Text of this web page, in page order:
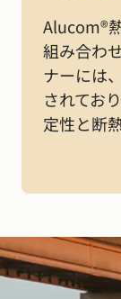
Alucom®
組み合わ
ナーには
されてお
定性と断